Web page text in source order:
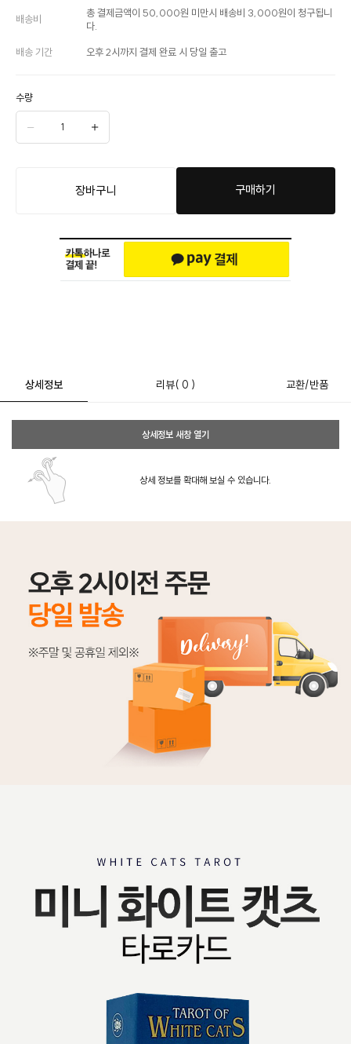
배송비
총 결제금액이 50,000원 미만시 배송비 3,000원이 청구됩니
다.
배송 기간 오후 2시까지 결제 완료 시 당일 출고
수량
장바구니 구매하기
상세정보 리뷰( 0 ) 교환/반품
상세정보 새창 열기
상세 정보를 확대해 보실 수 있습니다.